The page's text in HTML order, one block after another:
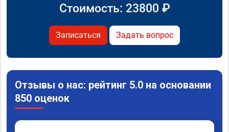
Стоимость: 23800 ₽
Записаться Задать вопрос
Отзывы о нас: рейтинг 5.0 на основании
850 оценок